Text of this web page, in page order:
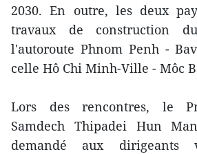
2030. En outre, les deux
travaux de construction
l'autoroute Phnom Penh -
celle Hô Chi Minh-Ville - Môc
Lors des rencontres, le
Samdech Thipadei Hun
demandé aux dirigeants